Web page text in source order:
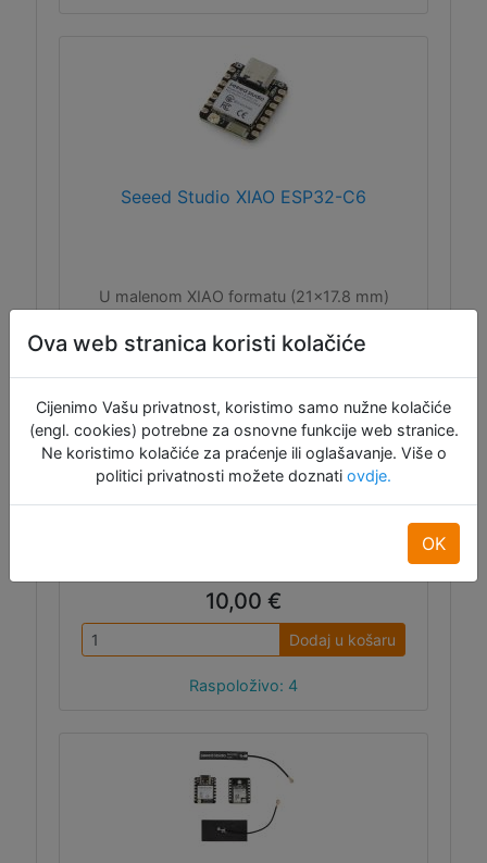
Seeed Studio XIAO ESP32-C6
U malenom XIAO formatu (21x17.8 mm)
32-bitna RISC-V procesora, s
procesorom. Čip ima 512 KB SRAM-a i 4 MB
Flash memorije i podržava 2.4 GHz WiFi 6,
Bluetooth® 5.3, Zigbee i Thread (802.15.4).
Tu je i ugrađena keramička antena, ali i
uFL/IPEX priključak za vanjsku antenu.
10,00 €
Dodaj u košaru
Raspoloživo: 4
Ova web stranica koristi kolačiće
Cijenimo Vašu privatnost, koristimo samo nužne kolačiće
(engl. cookies) potrebne za osnovne funkcije web stranice.
Ne koristimo kolačiće za praćenje ili oglašavanje. Više o
politici privatnosti možete doznati ovdje.
OK